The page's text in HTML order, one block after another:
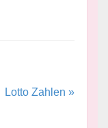
Lotto Zahlen »